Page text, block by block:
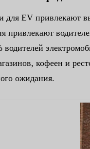
для EV привлекают
привлекают
водителей
кофеен и
ожидания.